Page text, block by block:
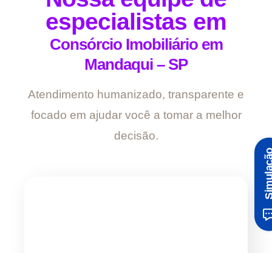
especialistas em
Consórcio Imobiliário em
Mandaqui – SP
Atendimento humanizado, transparente e
focado em ajudar você a tomar a melhor
decisão.